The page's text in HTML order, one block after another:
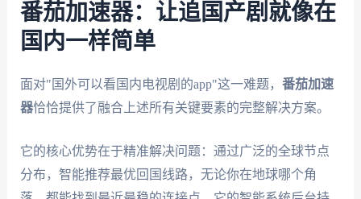
番茄加速器：让追国产剧就像在
国内一样简单
面对"国外可以看国内电视剧的app"这一难题， 番茄加速
器恰恰提供了融合上述所有关键要素的完整解决方案。
它的核心优势在于精准解决问题：通过广泛的全球节点
分布，智能推荐最优回国线路，无论你在地球哪个角